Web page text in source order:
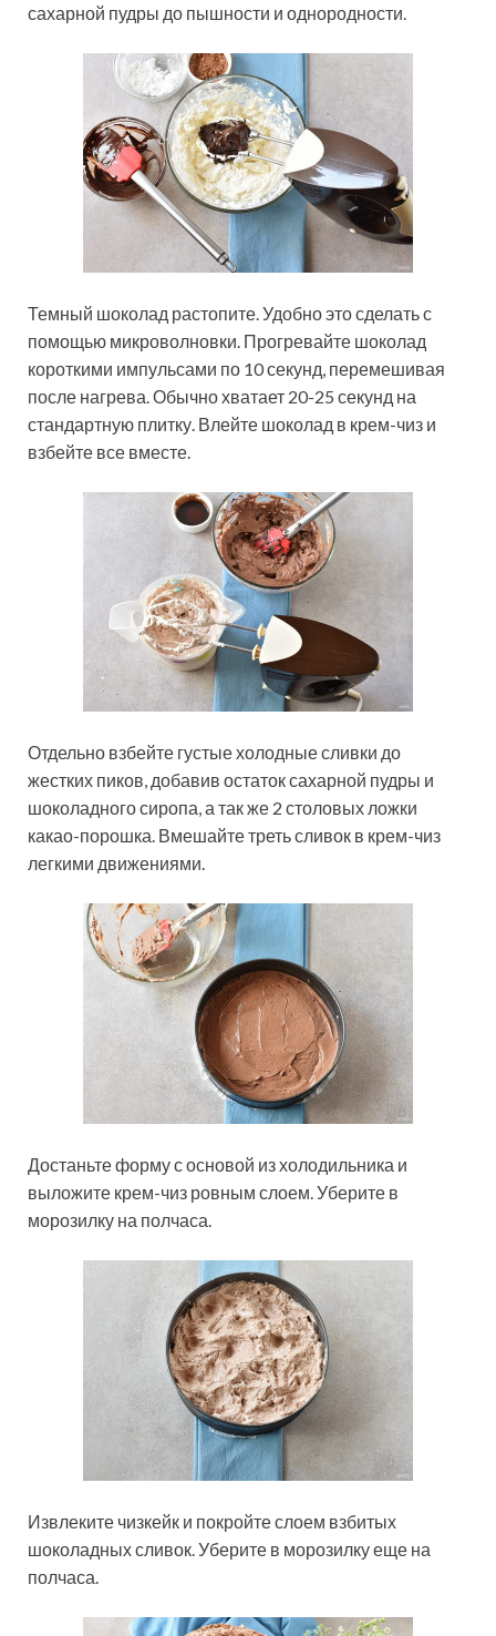
сахарной пудры до пышности и однородности.
Темный шоколад растопите. Удобно это сделать с
помощью микроволновки. Прогревайте шоколад
короткими импульсами по 10 секунд, перемешивая
после нагрева. Обычно хватает 20-25 секунд на
стандартную плитку. Влейте шоколад в крем-чиз и
взбейте все вместе.
Отдельно взбейте густые холодные сливки до
жестких пиков, добавив остаток сахарной пудры и
шоколадного сиропа, а так же 2 столовых ложки
какао-порошка. Вмешайте треть сливок в крем-чиз
легкими движениями.
Достаньте форму с основой из холодильника и
выложите крем-чиз ровным слоем. Уберите в
морозилку на полчаса.
Извлеките чизкейк и покройте слоем взбитых
шоколадных сливок. Уберите в морозилку еще на
полчаса.